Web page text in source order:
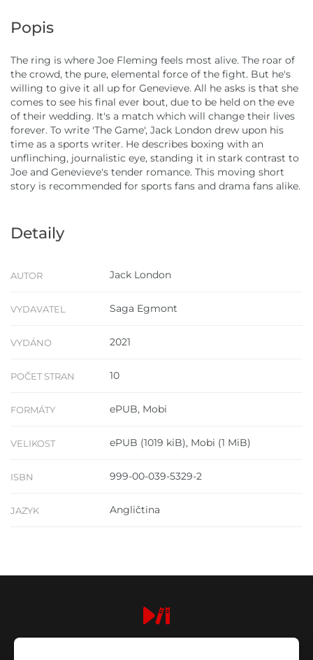
Popis
The ring is where Joe Fleming feels most alive. The roar of
the crowd, the pure, elemental force of the fight. But he's
willing to give it all up for Genevieve. All he asks is that she
comes to see his final ever bout, due to be held on the eve
of their wedding. It's a match which will change their lives
forever. To write 'The Game', Jack London drew upon his
time as a sports writer. He describes boxing with an
unflinching, journalistic eye, standing it in stark contrast to
Joe and Genevieve's tender romance. This moving short
story is recommended for sports fans and drama fans alike.
Detaily
AUTOR Jack London
VYDAVATEL Saga Egmont
VYDÁNO 2021
POČET STRAN 10
FORMÁTY ePUB, Mobi
VELIKOST ePUB (1019 kiB), Mobi (1 MiB)
ISBN 999-00-039-5329-2
JAZYK Angličtina